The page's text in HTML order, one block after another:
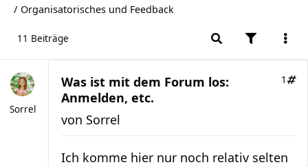
Organisatorisches und Feedback
11 Beiträge
Sorrel
Was ist mit dem Forum los:
Anmelden, etc.
1
von Sorrel
Ich komme hier nur noch relativ selten